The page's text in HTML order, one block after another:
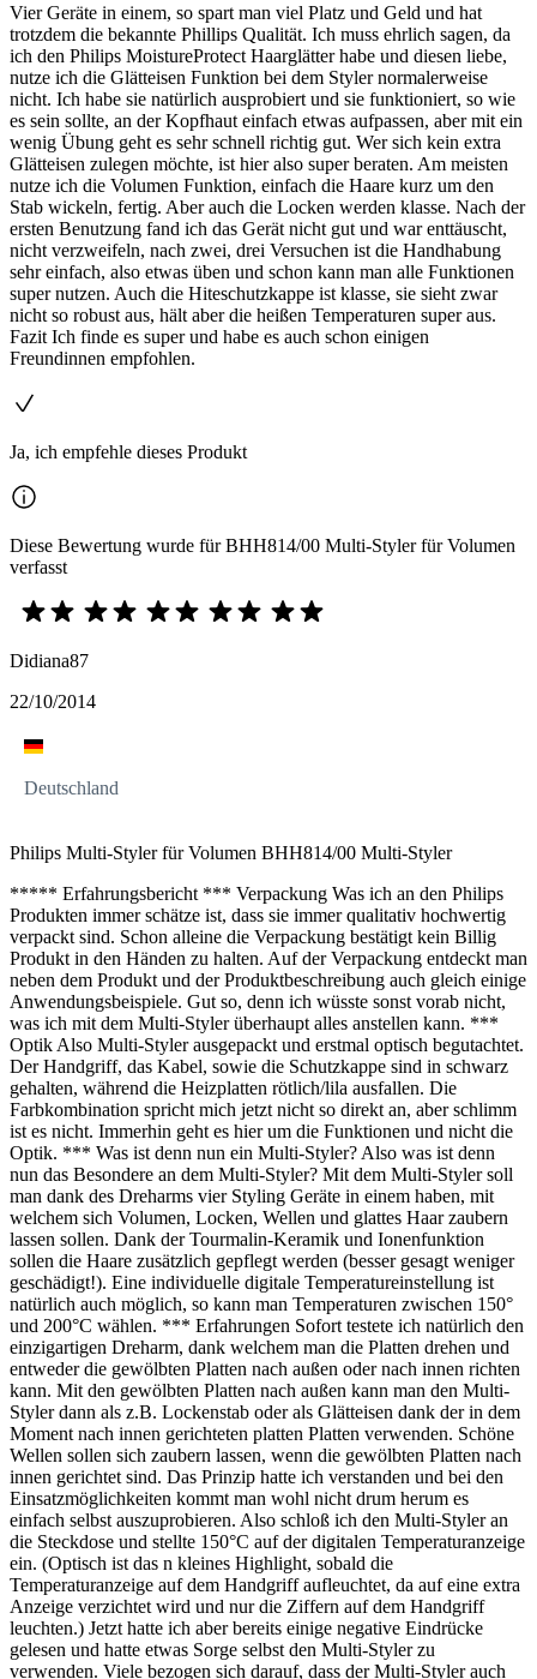
Vier Geräte in einem, so spart man viel Platz und Geld und hat
trotzdem die bekannte Phillips Qualität. Ich muss ehrlich sagen, da
ich den Philips MoistureProtect Haarglätter habe und diesen liebe,
nutze ich die Glätteisen Funktion bei dem Styler normalerweise
nicht. Ich habe sie natürlich ausprobiert und sie funktioniert, so wie
es sein sollte, an der Kopfhaut einfach etwas aufpassen, aber mit ein
wenig Übung geht es sehr schnell richtig gut. Wer sich kein extra
Glätteisen zulegen möchte, ist hier also super beraten. Am meisten
nutze ich die Volumen Funktion, einfach die Haare kurz um den
Stab wickeln, fertig. Aber auch die Locken werden klasse. Nach der
ersten Benutzung fand ich das Gerät nicht gut und war enttäuscht,
nicht verzweifeln, nach zwei, drei Versuchen ist die Handhabung
sehr einfach, also etwas üben und schon kann man alle Funktionen
super nutzen. Auch die Hiteschutzkappe ist klasse, sie sieht zwar
nicht so robust aus, hält aber die heißen Temperaturen super aus.
Fazit Ich finde es super und habe es auch schon einigen
Freundinnen empfohlen.
Ja, ich empfehle dieses Produkt
Diese Bewertung wurde für BHH814/00 Multi-Styler für Volumen
verfasst
Didiana87
22/10/2014
Deutschland
Philips Multi-Styler für Volumen BHH814/00 Multi-Styler
***** Erfahrungsbericht *** Verpackung Was ich an den Philips
Produkten immer schätze ist, dass sie immer qualitativ hochwertig
verpackt sind. Schon alleine die Verpackung bestätigt kein Billig
Produkt in den Händen zu halten. Auf der Verpackung entdeckt man
neben dem Produkt und der Produktbeschreibung auch gleich einige
Anwendungsbeispiele. Gut so, denn ich wüsste sonst vorab nicht,
was ich mit dem Multi-Styler überhaupt alles anstellen kann. ***
Optik Also Multi-Styler ausgepackt und erstmal optisch begutachtet.
Der Handgriff, das Kabel, sowie die Schutzkappe sind in schwarz
gehalten, während die Heizplatten rötlich/lila ausfallen. Die
Farbkombination spricht mich jetzt nicht so direkt an, aber schlimm
ist es nicht. Immerhin geht es hier um die Funktionen und nicht die
Optik. *** Was ist denn nun ein Multi-Styler? Also was ist denn
nun das Besondere an dem Multi-Styler? Mit dem Multi-Styler soll
man dank des Dreharms vier Styling Geräte in einem haben, mit
welchem sich Volumen, Locken, Wellen und glattes Haar zaubern
lassen sollen. Dank der Tourmalin-Keramik und Ionenfunktion
sollen die Haare zusätzlich gepflegt werden (besser gesagt weniger
geschädigt!). Eine individuelle digitale Temperatureinstellung ist
natürlich auch möglich, so kann man Temperaturen zwischen 150°
und 200°C wählen. *** Erfahrungen Sofort testete ich natürlich den
einzigartigen Dreharm, dank welchem man die Platten drehen und
entweder die gewölbten Platten nach außen oder nach innen richten
kann. Mit den gewölbten Platten nach außen kann man den Multi-
Styler dann als z.B. Lockenstab oder als Glätteisen dank der in dem
Moment nach innen gerichteten platten Platten verwenden. Schöne
Wellen sollen sich zaubern lassen, wenn die gewölbten Platten nach
innen gerichtet sind. Das Prinzip hatte ich verstanden und bei den
Einsatzmöglichkeiten kommt man wohl nicht drum herum es
einfach selbst auszuprobieren. Also schloß ich den Multi-Styler an
die Steckdose und stellte 150°C auf der digitalen Temperaturanzeige
ein. (Optisch ist das n kleines Highlight, sobald die
Temperaturanzeige auf dem Handgriff aufleuchtet, da auf eine extra
Anzeige verzichtet wird und nur die Ziffern auf dem Handgriff
leuchten.) Jetzt hatte ich aber bereits einige negative Eindrücke
gelesen und hatte etwas Sorge selbst den Multi-Styler zu
verwenden. Viele bezogen sich darauf, dass der Multi-Styler auch